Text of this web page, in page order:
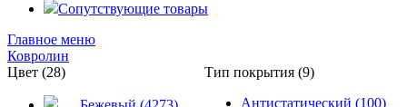
Сопутствующие товары
Главное меню
Ковролин
Цвет (28)
Тип покрытия (9)
Антистатический (100)